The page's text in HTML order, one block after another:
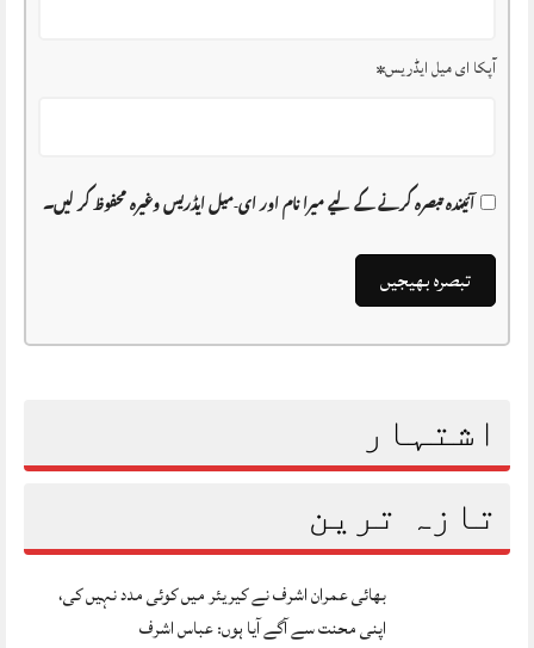
آپکا ای میل ایڈریس*
آئیندہ تبصرہ کرنے کے لیے میرا نام اور ای-میل ایڈریس وغیرہ محفوظ کر لیں۔
اشتہار
تازہ ترین
بھائی عمران اشرف نے کیریئر میں کوئی مدد نہیں کی،
اپنی محنت سے آگے آیا ہوں: عباس اشرف